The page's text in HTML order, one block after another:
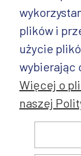
plików i
użycie
wybierając
Więcej o
naszej